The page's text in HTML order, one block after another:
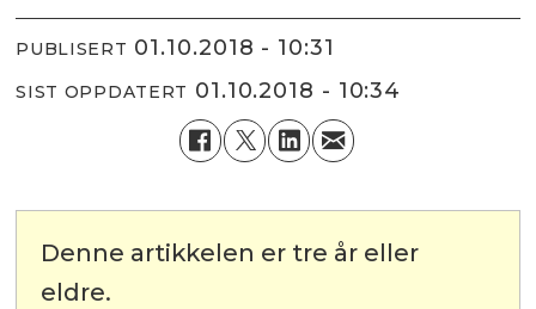
PUBLISERT 01.10.2018 - 10:31
SIST OPPDATERT 01.10.2018 - 10:34
Denne artikkelen er tre år eller
eldre.